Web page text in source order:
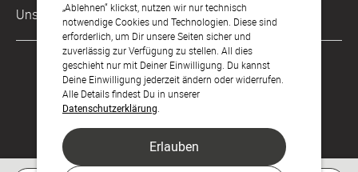
„Ablehnen“ klickst, nutzen wir nur technisch
notwendige Cookies und Technologien. Diese sind
erforderlich, um Dir unsere Seiten sicher und
zuverlässig zur Verfügung zu stellen. All dies
geschieht nur mit Deiner Einwilligung. Du kannst
Deine Einwilligung jederzeit ändern oder widerrufen.
Alle Details findest Du in unserer
Datenschutzerklärung
Erlauben
LLM's
Frankreich
Unsere Partner